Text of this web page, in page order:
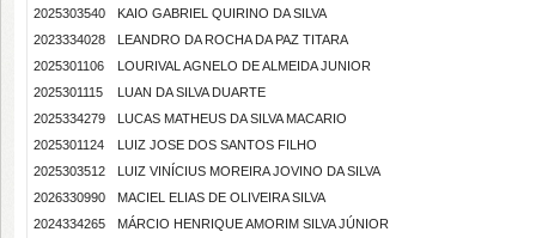
2025303540
KAIO GABRIEL QUIRINO DA SILVA
2023334028
LEANDRO DA ROCHA DA PAZ TITARA
2025301106
LOURIVAL AGNELO DE ALMEIDA JUNIOR
2025301115
LUAN DA SILVA DUARTE
2025334279
LUCAS MATHEUS DA SILVA MACARIO
2025301124
LUIZ JOSE DOS SANTOS FILHO
2025303512
LUIZ VINÍCIUS MOREIRA JOVINO DA SILVA
2026330990
MACIEL ELIAS DE OLIVEIRA SILVA
2024334265
MÁRCIO HENRIQUE AMORIM SILVA JÚNIOR